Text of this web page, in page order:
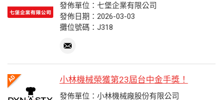
發佈單位：七堡企業有限公司
發佈日期：2026-03-03
攤位號碼：J318
小林機械榮獲第23屆台中金手獎！
發佈單位：小林機械廠股份有限公司